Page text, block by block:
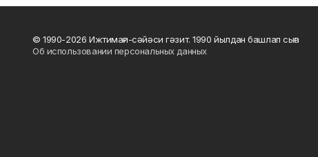
© 1990-2026 Ижтимағи-сәйәси гәзит. 1990 йылдан башлап сыға
Об использовании персональных данных